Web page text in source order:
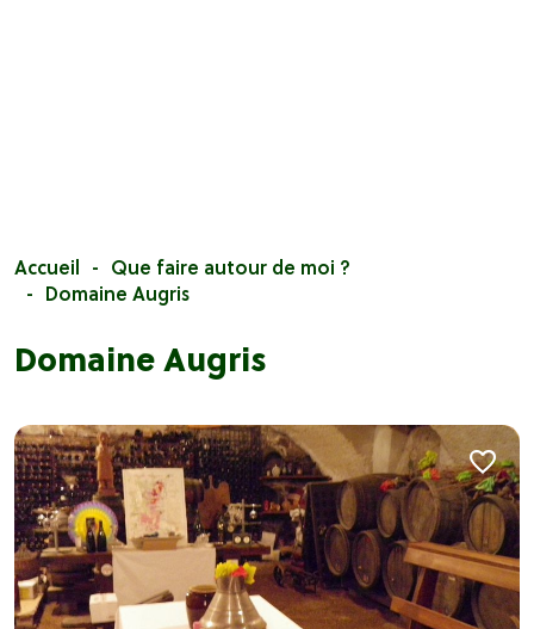
Accueil
Que faire autour de moi ?
Domaine Augris
Domaine Augris